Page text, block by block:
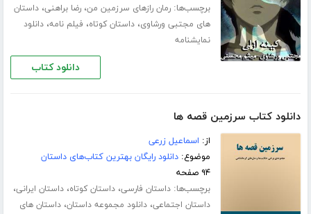
برچسب‌ها:رمان رازهای سرزمین من،رضا براهنی،داستان
های مجتبی ورشاوی،داستان کوتاه، فیلم نامه،دانلود
نمایشنامه
دانلود کتاب
دانلود کتاب سرزمین قصه ها
از: اسماعیل زرعی
موضوع:دانلود رایگان بهترین کتاب‌های داستان
۹۴ صفحه
برچسب‌ها:داستان فارسی،داستان کوتاه،داستان ایرانی،
داستان اجتماعی،دانلود مجموعه داستان،داستان های